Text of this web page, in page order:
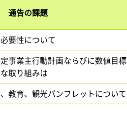
通告の課題
要性について
事業主行動計画ならびに数値目標
取り組みは
教育、観光パンフレットについて